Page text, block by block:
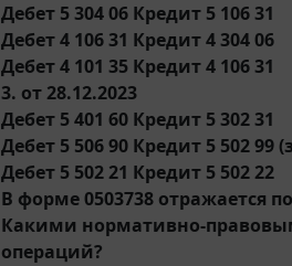
Дебет 5 304 06 Кредит 5 106 31
Дебет 4 106 31 Кредит 4 304 06
Дебет 4 101 35 Кредит 4 106 31
3. от 28.12.2023
Дебет 5 401 60 Кредит 5 302 31
Дебет 5 506 90 Кредит 5 502 99
Дебет 5 502 21 Кредит 5 502 22
В форме 0503738 отражается
Какими нормативно-
операций?